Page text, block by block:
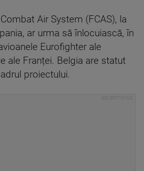
Air System (FCAS), la
ar urma să înlocuiască, în
Eurofighter ale
ale Franței. Belgia are statut
proiectului.